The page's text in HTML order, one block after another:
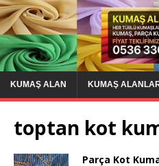
KUMAŞ ALAN KUMAŞ
toptan kot
Parça Kot